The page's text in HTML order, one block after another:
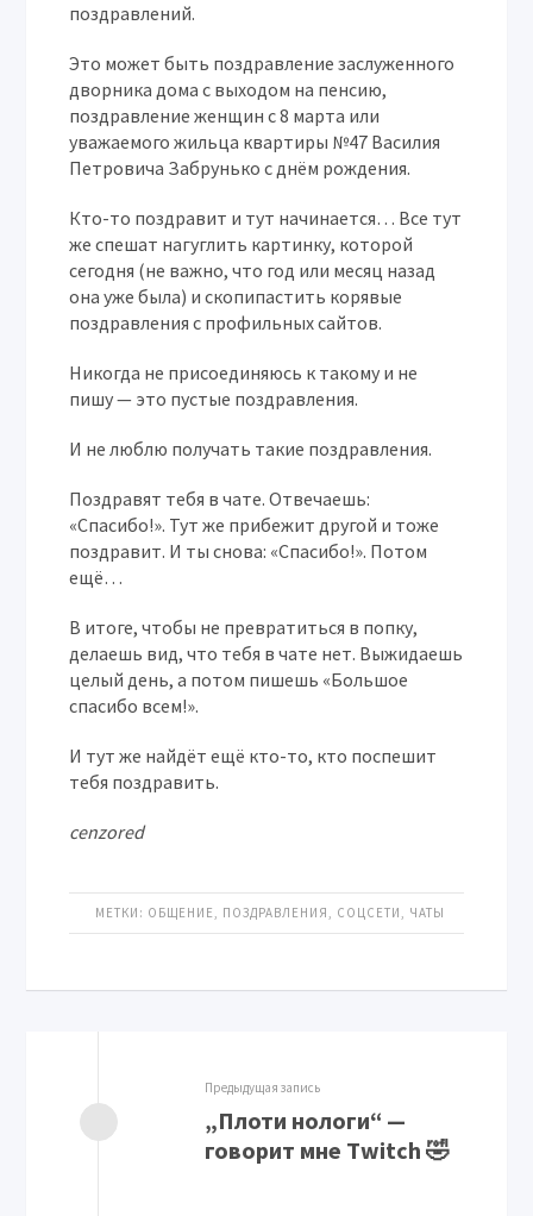
поздравлений.
Это может быть поздравление заслуженного
дворника дома с выходом на пенсию,
поздравление женщин с 8 марта или
уважаемого жильца квартиры №47 Василия
Петровича Забрунько с днём рождения.
Кто-то поздравит и тут начинается… Все тут
же спешат нагуглить картинку, которой
сегодня (не важно, что год или месяц назад
она уже была) и скопипастить корявые
поздравления с профильных сайтов.
Никогда не присоединяюсь к такому и не
пишу — это пустые поздравления.
И не люблю получать такие поздравления.
Поздравят тебя в чате. Отвечаешь:
«Спасибо!». Тут же прибежит другой и тоже
поздравит. И ты снова: «Спасибо!». Потом
ещё…
В итоге, чтобы не превратиться в попку,
делаешь вид, что тебя в чате нет. Выжидаешь
целый день, а потом пишешь «Большое
спасибо всем!».
И тут же найдёт ещё кто-то, кто поспешит
тебя поздравить.
cenzored
МЕТКИ: ОБЩЕНИЕ, ПОЗДРАВЛЕНИЯ , СОЦСЕТИ , ЧАТЫ
Предыдущая запись
„Плоти нологи“ —
говорит мне Twitch 🤣